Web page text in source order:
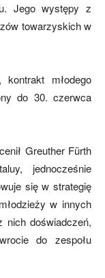
Jego występy z
towarzyskich w
młodego
do 30. czerwca
Greuther Fürth
jednocześnie
się w strategię
w innych
nich doświadczeń,
do zespołu